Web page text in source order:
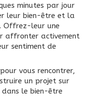
minutes par jour
leur bien-être et la
Offrez-leur une
affronter activement
sentiment de
vous rencontrer,
un projet sur
dans le bien-être